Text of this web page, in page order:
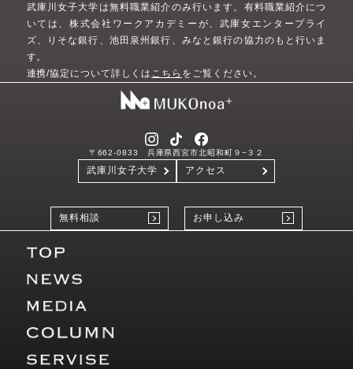
武庫川女子大学は無料職業紹介のみ行います。 有料職業紹介につ
いては、株式会社ワークアカデミーが、武庫女エンタープライ
ズ、りそな銀行、池田泉州銀行、みなと銀行の協力のもと行いま
す。
連携/協定について詳しくは こちら をご覧ください。
武庫川女子大学 アクセス
〒662-0833 兵庫県西宮市北昭和町９−３２
無料相談 お申し込み